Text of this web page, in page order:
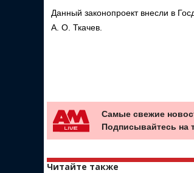
Данный законопроект внесли в
А. О. Ткачев.
Самые свежие
Подписывайтесь на
Читайте также